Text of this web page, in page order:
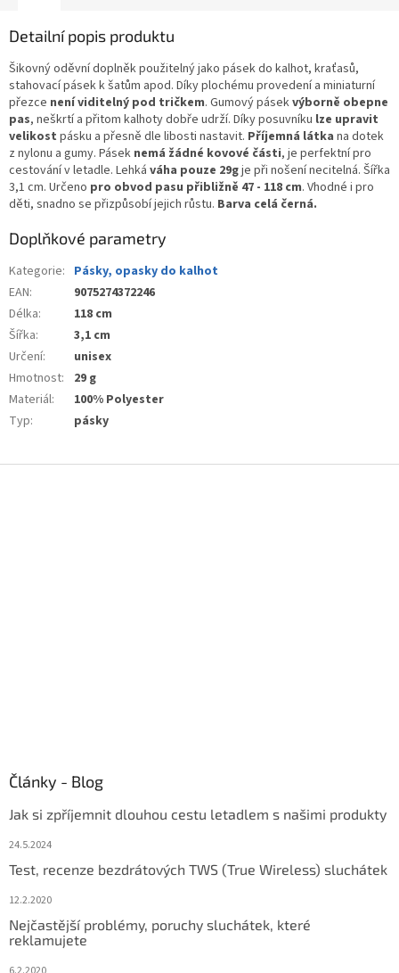
Detailní popis produktu
Šikovný oděvní doplněk použitelný jako pásek do kalhot, kraťasů,
stahovací pásek k šatům apod. Díky plochému provedení a miniaturní
přezce není viditelný pod tričkem. Gumový pásekvýborně obepne
pas, neškrtí a přitom kalhoty dobře udrží. Díky posuvníku lze upravit
velikost pásku a přesně dle libosti nastavit. Příjemná látka na dotek
z nylonu a gumy. Pásek nemá žádné kovové části, je perfektní pro
cestování v letadle. Lehká váha pouze 29gje při nošení necitelná. Šířka
3,1 cm. Určeno pro obvod pasu přibližně 47 - 118 cm. Vhodné i pro
děti, snadno se přizpůsobí jejich růstu. Barva celá černá.
Doplňkové parametry
Kategorie: Pásky, opasky do kalhot
EAN:
9075274372246
Délka:
118 cm
Šířka:
3,1 cm
Určení:
unisex
Hmotnost:
29 g
Materiál:
100% Polyester
Typ: pásky
Články - Blog
Jak si zpříjemnit dlouhou cestu letadlem s našimi produkty
24.5.2024
Test, recenze bezdrátových TWS (True Wireless) sluchátek
12.2.2020
Nejčastější problémy, poruchy sluchátek, které
reklamujete